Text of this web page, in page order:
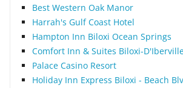
Best Western Oak Manor
Harrah's Gulf Coast Hotel
Hampton Inn Biloxi Ocean Springs
Comfort Inn & Suites Biloxi-
Palace Casino Resort
Holiday Inn Express Biloxi - Beach